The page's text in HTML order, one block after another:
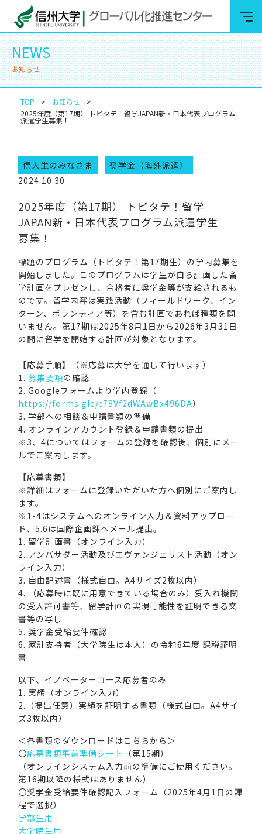
NEWS
お知らせ
TOP
お知らせ
2025年度（第17期） トビタテ！留学JAPAN新・日本代表プログラム
派遣学生募集！
信大生のみなさま
奨学金（海外派遣）
2024.10.30
2025年度（第17期） トビタテ！留学
JAPAN新・日本代表プログラム派遣学生
募集！
標題のプログラム（トビタテ！第17期生）の学内募集を
開始しました。このプログラムは学生が自ら計画した留
学計画をプレゼンし、合格者に奨学金等が支給されるも
のです。留学内容は実践活動（フィールドワーク、イン
ターン、ボランティア等）を含む計画であれば種類を問
いません。第17期は2025年8月1日から2026年3月31日
の間に留学を開始する計画が対象となります。
【応募手順】（※応募は大学を通して行います）
1. 募集要項の確認
2. Googleフォームより学内登録（
https://forms.gle/c78Vf2dWAwBx496DA）
3. 学部への相談＆申請書類の準備
4. オンラインアカウント登録＆申請書類の提出
※3、4についてはフォームの登録を確認後、個別にメー
ルでご案内します。
【応募書類】
※詳細はフォームに登録いただいた方へ個別にご案内し
ます。
※1-4はシステムへのオンライン入力＆資料アップロー
ド、5.6は国際企画課へメール提出。
1. 留学計画書（オンライン入力）
2. アンバサダー活動及びエヴァンジェリスト活動（オン
ライン入力）
3. 自由記述書（様式自由。A4サイズ2枚以内）
4. （応募時に既に用意できている場合のみ）受入れ機関
の受入許可書等、留学計画の実現可能性を証明できる文
書等の写し
5. 奨学金受給要件確認
6. 家計支持者（大学院生は本人）の令和6年度 課税証明
書
以下、イノベーターコース応募者のみ
1. 実績（オンライン入力）
2.（提出任意）実績を証明する書類（様式自由。A4サイ
ズ3枚以内）
＜各書類のダウンロードはこちらから＞
〇応募書類事前準備シート
（第15期）
（オンラインシステム入力前の準備にご使用ください。
第16期以降の様式はありません）
〇奨学金受給要件確認記入フォーム（2025年4月1日の課
程で選択）
学部生用
大学院生用